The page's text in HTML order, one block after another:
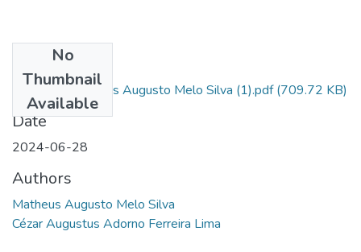
No
Thumbnail
Available
C22- Cad Matheus Augusto Melo Silva (1).pdf(709.72 KB)
Date
2024-06-28
Authors
Matheus Augusto Melo Silva
Cézar Augustus Adorno Ferreira Lima